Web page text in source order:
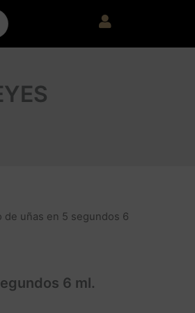
de uñas en 5 segundos 6
6 ml.